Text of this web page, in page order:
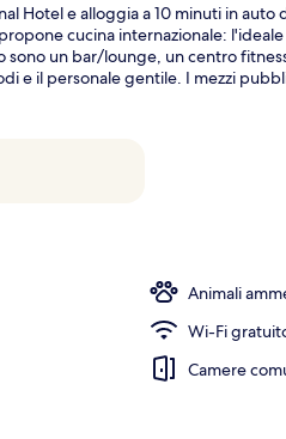
Hotel e alloggia a 10 minuti in
cucina internazionale:
un bar/lounge, un centro
e il personale gentile. I mezzi
Animali
Wi-Fi
Camere